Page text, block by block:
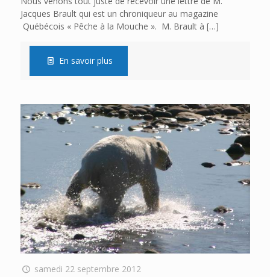
Jacques Brault qui est un chroniqueur au magazine
Québécois « Pêche à la Mouche ». M. Brault à […]
En savoir plus
samedi 22 septembre 2012